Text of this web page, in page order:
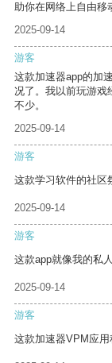
助你在网络上自由移
2025-09-14
游客
这款加速器app的加
况了。我以前玩游戏
不少。
2025-09-14
游客
这款学习软件的社区
2025-09-14
游客
这款app就像我的私
2025-09-14
游客
这款加速器VPM应用